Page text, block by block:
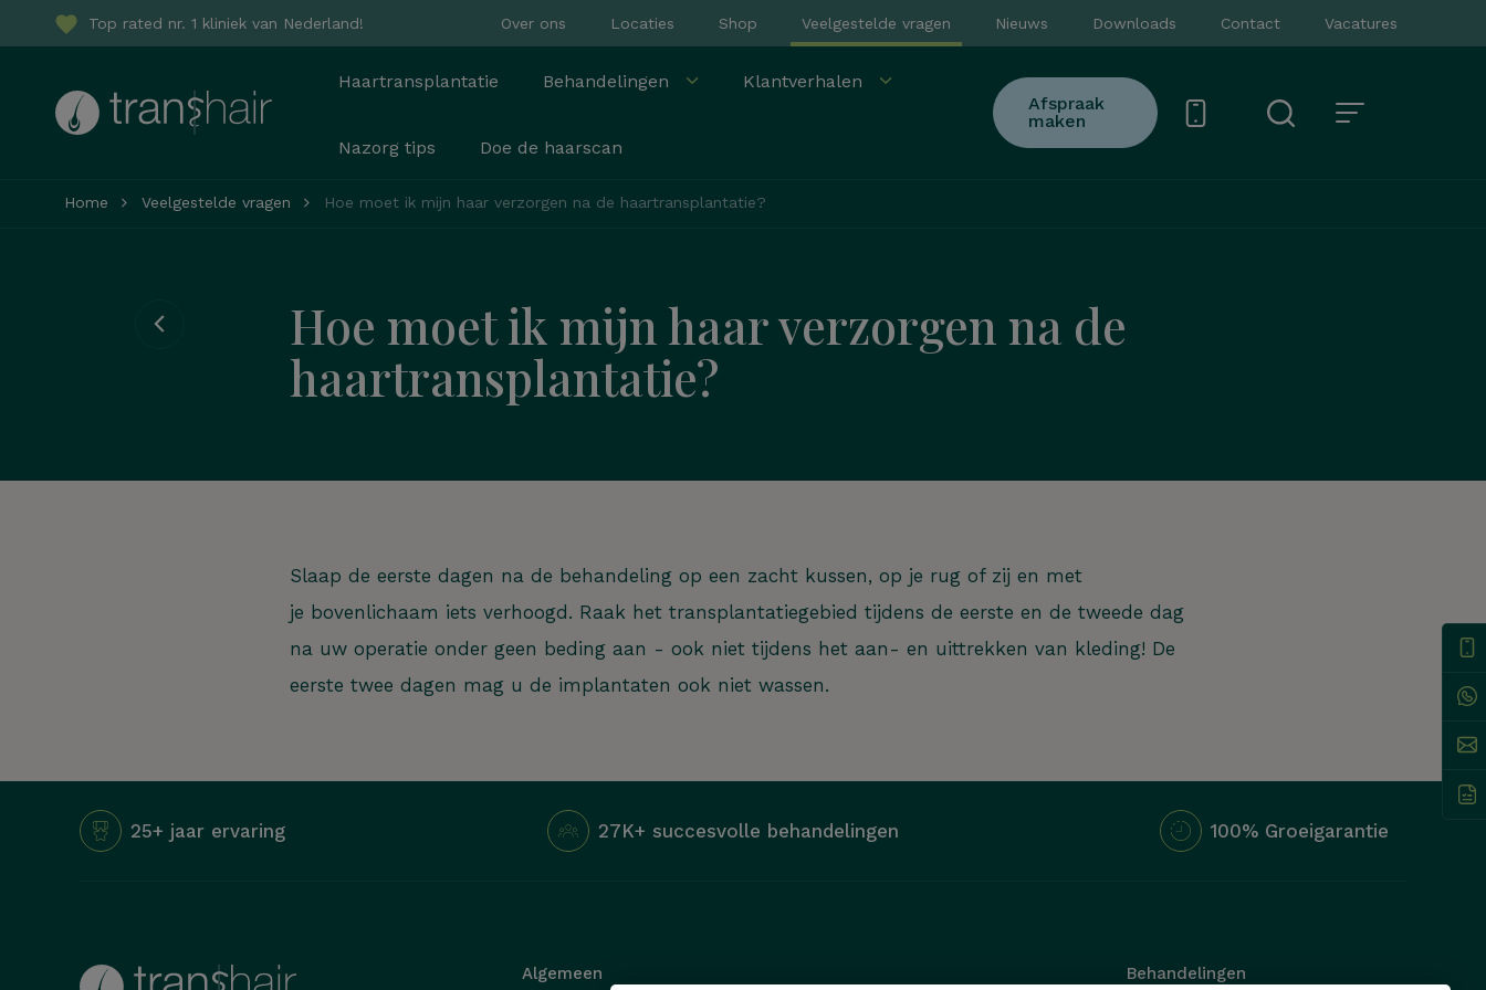
Top rated nr. 1 kliniek van Nederland! Over ons Locaties Shop Veelgestelde vragen Nieuws Downloads Contact Vacatures
Haartransplantatie Behandelingen
FUE
FUT
Wenkbrauw
PRP
Klantverhalen
Nazorg tips Doe de haarscan
Afspraak
maken
Hoe kunnen we je helpen?
Home Veelgestelde vragen Hoe moet ik mijn haar verzorgen na de haartransplantatie?
Hoe moet ik mijn haar verzorgen na de
haartransplantatie?
Slaap de eerste dagen na de behandeling op een zacht kussen, op je rug of zij en met
je bovenlichaam iets verhoogd. Raak het transplantatiegebied tijdens de eerste en de tweede dag
na uw operatie onder geen beding aan - ook niet tijdens het aan- en uittrekken van kleding! De
eerste twee dagen mag u de implantaten ook niet wassen.
25+ jaar ervaring 27K+ succesvolle behandelingen 100% Groeigarantie
Algemeen Behandelingen